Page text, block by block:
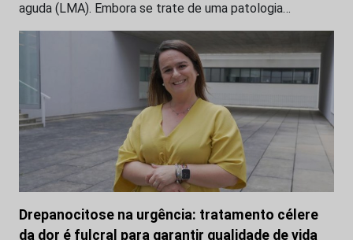
aguda (LMA). Embora se trate de uma patologia…
Drepanocitose na urgência: tratamento célere
da dor é fulcral para garantir qualidade de vida